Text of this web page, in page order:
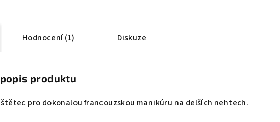
Hodnocení (1) Diskuze
produktu
pro dokonalou francouzskou manikúru na delších nehtech.